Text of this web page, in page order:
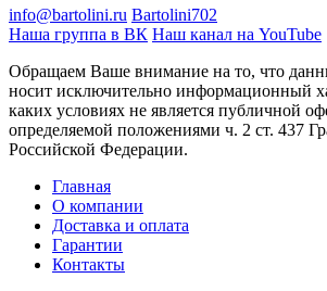
info@bartolini.ru Bartolini702
Наша группа в ВК Наш канал на YouTube
Обращаем Ваше внимание на то, что
носит исключительно информационный
каких условиях не является публичной
определяемой положениями ч. 2 ст. 437
Российской Федерации.
Главная
О компании
Доставка и оплата
Гарантии
Контакты